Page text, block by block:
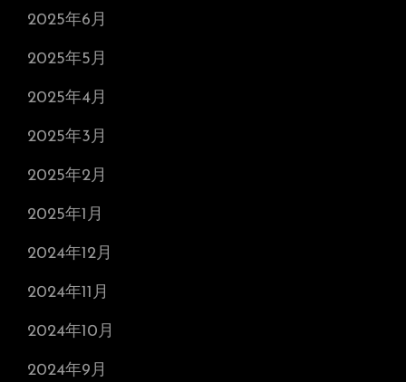
2025年6月
2025年5月
2025年4月
2025年3月
2025年2月
2025年1月
2024年12月
2024年11月
2024年10月
2024年9月